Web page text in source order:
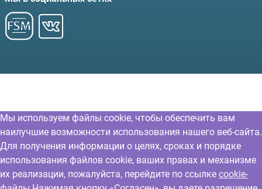
Мы используем файлы cookie, чтобы обеспечить вам
наилучшие возможности использования нашего веб-сайта.
Для получения информации о целях, сроках и порядке
использования файлов cookie, ваших правах и механизме
их реализации, пожалуйста, перейдите по ссылке cookie-